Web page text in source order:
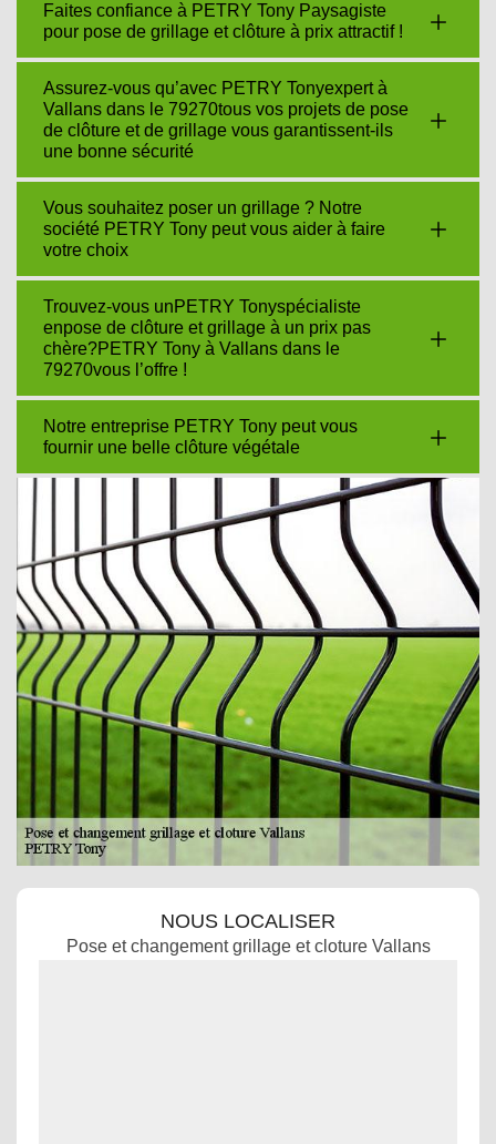
Faites confiance à PETRY Tony Paysagiste
pour pose de grillage et clôture à prix attractif !
Assurez-vous qu’avec PETRY Tonyexpert à
Vallans dans le 79270tous vos projets de pose
de clôture et de grillage vous garantissent-ils
une bonne sécurité
Vous souhaitez poser un grillage ? Notre
société PETRY Tony peut vous aider à faire
votre choix
Trouvez-vous unPETRY Tonyspécialiste
enpose de clôture et grillage à un prix pas
chère?PETRY Tony à Vallans dans le
79270vous l’offre !
Notre entreprise PETRY Tony peut vous
fournir une belle clôture végétale
NOUS LOCALISER
Pose et changement grillage et cloture Vallans